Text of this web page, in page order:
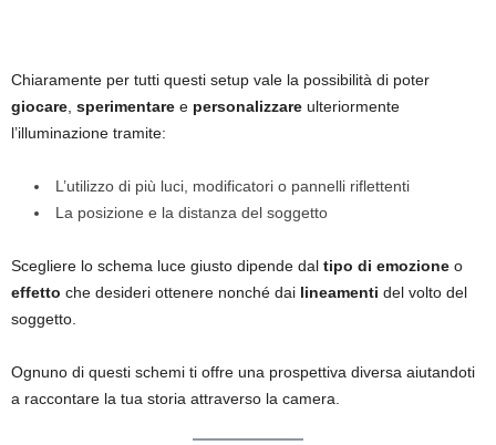
Chiaramente per tutti questi setup vale la possibilità di poter
giocare sperimentare e personalizzare ulteriormente
l’illuminazione tramite:
L’utilizzo di più luci, modificatori o pannelli riflettenti
La posizione e la distanza del soggetto
Scegliere lo schema luce giusto dipende dal tipo di emozione o
effetto che desideri ottenere nonché dai lineamenti del volto del
soggetto.
Ognuno di questi schemi ti offre una prospettiva diversa aiutandoti
a raccontare la tua storia attraverso la camera.